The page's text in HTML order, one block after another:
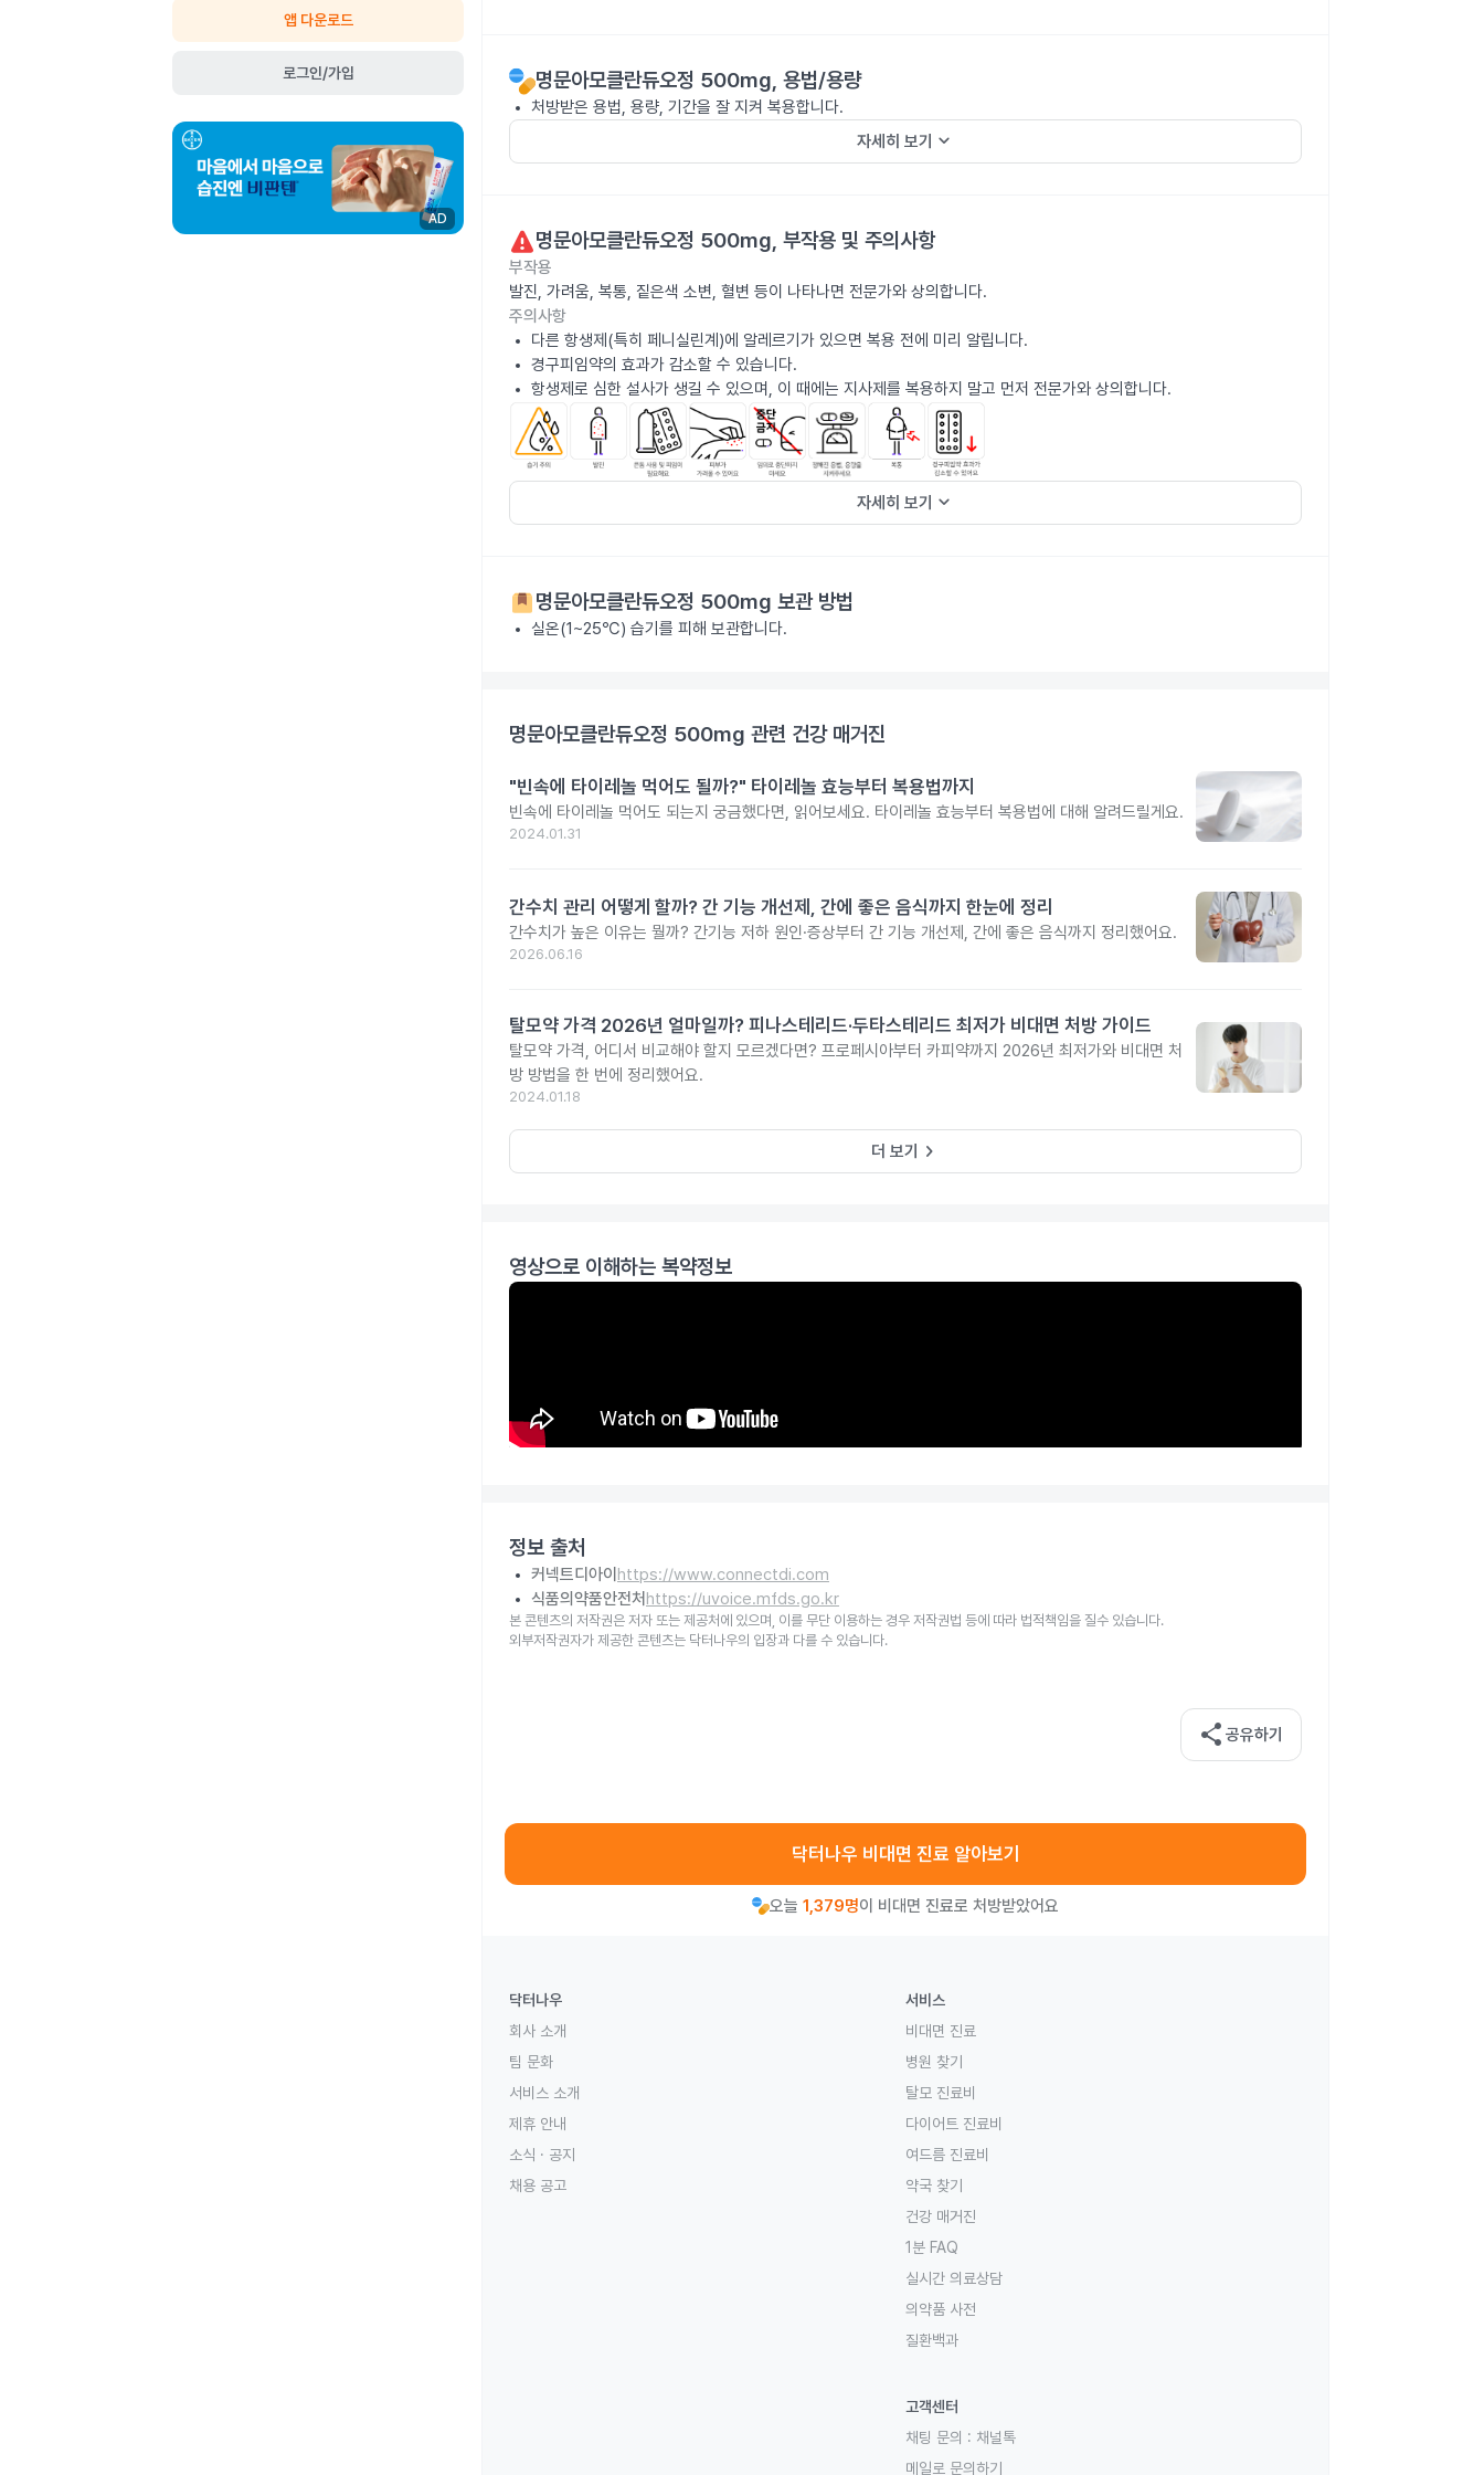
앱 다운로드
로그인/가입
AD
명문아모클란듀오정 500mg, 용법/용량
처방받은 용법, 용량, 기간을 잘 지켜 복용합니다.
자세히 보기 keyboard_arrow_down
명문아모클란듀오정 500mg, 부작용 및 주의사항
부작용
발진, 가려움, 복통, 짙은색 소변, 혈변 등이 나타나면 전문가와 상의합니다.
주의사항
다른 항생제(특히 페니실린계)에 알레르기가 있으면 복용 전에 미리 알립니다.
경구피임약의 효과가 감소할 수 있습니다.
항생제로 심한 설사가 생길 수 있으며, 이 때에는 지사제를 복용하지 말고 먼저 전문가와 상의합니다.
자세히 보기 keyboard_arrow_down
명문아모클란듀오정 500mg 보관 방법
실온(1~25℃) 습기를 피해 보관합니다.
명문아모클란듀오정 500mg 관련 건강 매거진
"빈속에 타이레놀 먹어도 될까?" 타이레놀 효능부터 복용법까지
빈속에 타이레놀 먹어도 되는지 궁금했다면, 읽어보세요. 타이레놀 효능부터 복용법에 대해 알려드릴게요.
2024.01.31
간수치 관리 어떻게 할까? 간 기능 개선제, 간에 좋은 음식까지 한눈에 정리
간수치가 높은 이유는 뭘까? 간기능 저하 원인·증상부터 간 기능 개선제, 간에 좋은 음식까지 정리했어요.
2026.06.16
탈모약 가격 2026년 얼마일까? 피나스테리드·두타스테리드 최저가 비대면 처방 가이드
탈모약 가격, 어디서 비교해야 할지 모르겠다면? 프로페시아부터 카피약까지 2026년 최저가와 비대면 처
방 방법을 한 번에 정리했어요.
2024.01.18
더 보기 keyboard_arrow_right
영상으로 이해하는 복약정보
정보 출처
커넥트디아이 https://www.connectdi.com
식품의약품안전처 https://uvoice.mfds.go.kr
본 콘텐츠의 저작권은 저자 또는 제공처에 있으며, 이를 무단 이용하는 경우 저작권법 등에 따라 법적책임을 질수 있습니다.
외부저작권자가 제공한 콘텐츠는 닥터나우의 입장과 다를 수 있습니다.
share 공유하기
닥터나우 비대면 진료 알아보기
오늘 1,379명이 비대면 진료로 처방받았어요
닥터나우
회사 소개
팀 문화
서비스 소개
제휴 안내
소식 · 공지
채용 공고
서비스
비대면 진료
병원 찾기
탈모 진료비
다이어트 진료비
여드름 진료비
약국 찾기
건강 매거진
1분 FAQ
실시간 의료상담
의약품 사전
질환백과
고객센터
채팅 문의 : 채널톡
메일로 문의하기